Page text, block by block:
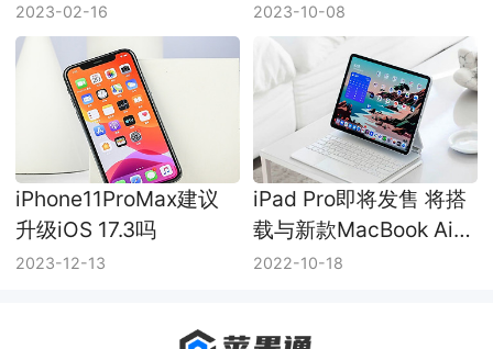
2023-02-16 2023-10-08
iPhone11ProMax建议
升级iOS 17.3吗
2023-12-13
iPad Pro即将发售 将搭
载与新款MacBook Air
相同的M2处理器芯片
2022-10-18